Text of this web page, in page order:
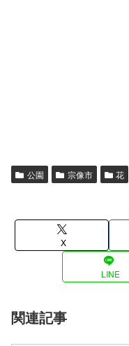
公園 宗像市 花
X
LINE
関連記事